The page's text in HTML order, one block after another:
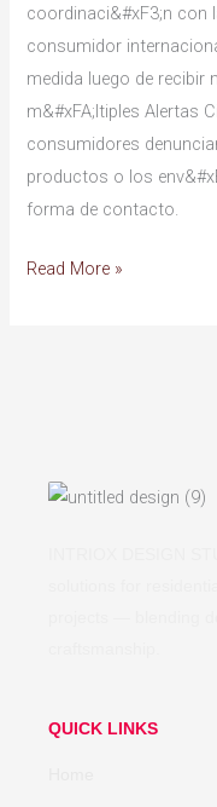
coordinaci&#xF3;n con
consumidor
medida luego de recibir
m&#xFA;ltiples Alertas
consumidores
productos o los
forma de contacto.
Read More »
QUICK LINKS